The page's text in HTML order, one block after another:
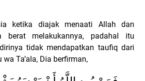
ketika diajak menaati Allah dan
berat melakukannya, padahal itu
tidak mendapatkan taufiq dari
Ta’ala, Dia berfirman,